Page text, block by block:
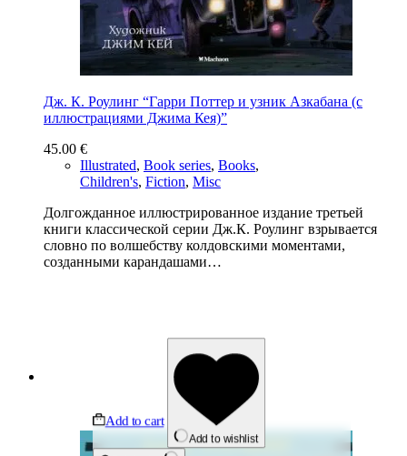
Дж. К. Роулинг “Гарри Поттер и узник Азкабана (с
иллюстрациями Джима Кея)”
45.00 €
Illustrated, Book series, Books,
Children's, Fiction, Misc
Долгожданное иллюстрированное издание третьей
книги классической серии Дж.К. Роулинг взрывается
словно по волшебству колдовскими моментами,
созданными карандашами…
Add to cart
Add to wishlist